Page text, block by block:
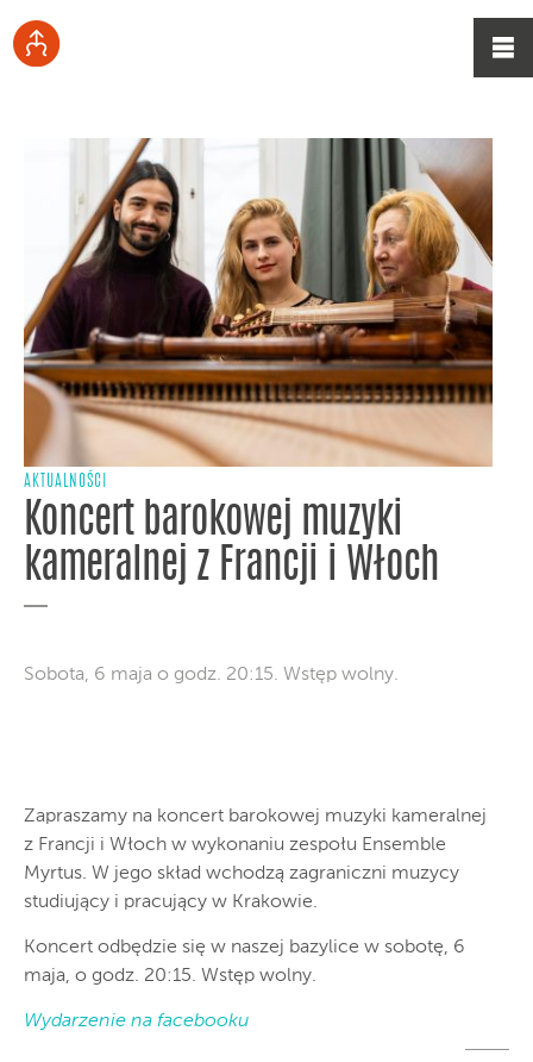
AKTUALNOŚCI
Koncert barokowej muzyki
kameralnej z Francji i Włoch
Sobota, 6 maja o godz. 20:15. Wstęp wolny.
Zapraszamy na koncert barokowej muzyki kameralnej
z Francji i Włoch w wykonaniu zespołu Ensemble
Myrtus. W jego skład wchodzą zagraniczni muzycy
studiujący i pracujący w Krakowie.
Koncert odbędzie się w naszej bazylice w sobotę, 6
maja, o godz. 20:15. Wstęp wolny.
Wydarzenie na facebooku